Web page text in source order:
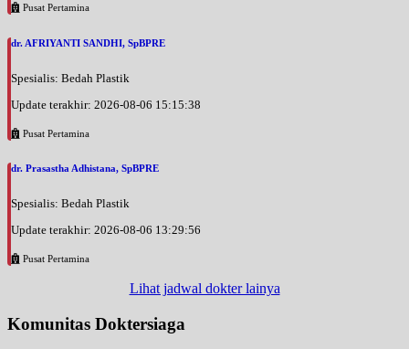
Pusat Pertamina
dr. AFRIYANTI SANDHI, SpBPRE
Spesialis: Bedah Plastik
Update terakhir: 2026-08-06 15:15:38
Pusat Pertamina
dr. Prasastha Adhistana, SpBPRE
Spesialis: Bedah Plastik
Update terakhir: 2026-08-06 13:29:56
Pusat Pertamina
Lihat jadwal dokter lainya
Komunitas Doktersiaga